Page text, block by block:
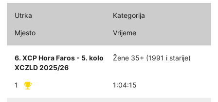
Utrka Kategorija
Mjesto Vrijeme
6. XCP Hora Faros - 5. kolo
XCZLD 2025/26
Žene 35+ (1991 i starije)
1 1:04:15